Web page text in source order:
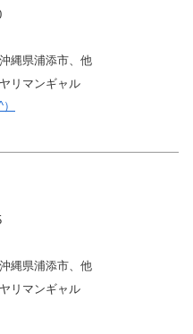
沖縄県浦添市、他
ヤリマンギャル
沖縄県浦添市、他
ヤリマンギャル